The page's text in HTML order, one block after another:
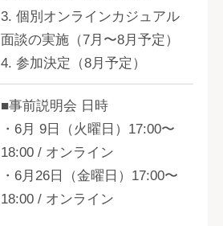
3. 個別オンラインカジュアル
面談の実施（7月〜8月予定）
4. 参加決定（8月予定）
■事前説明会 日時
・6月 9日（火曜日）17:00〜
18:00 / オンライン
・6月26日（金曜日）17:00〜
18:00 / オンライン